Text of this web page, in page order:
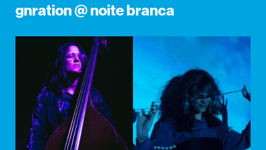
gnration @ noite branca